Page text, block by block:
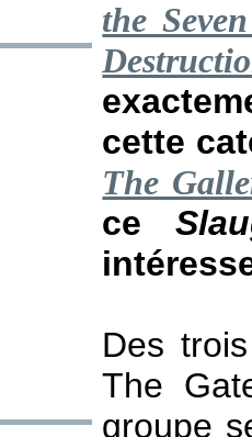
the
cette
The
ce
Des
The
groupe